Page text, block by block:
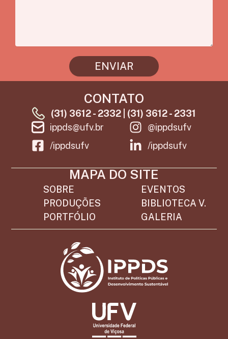
ENVIAR
CONTATO
(31) 3612 - 2332 | (31) 3612 - 2331
ippds@ufv.br
/ippdsufv
@ippdsufv
/ippdsufv
MAPA DO SITE
SOBRE
PRODUÇÕES
PORTFÓLIO
EVENTOS
BIBLIOTECA V.
GALERIA